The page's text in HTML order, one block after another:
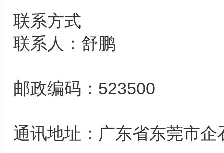
联系方式
联系人：舒鹏
邮政编码：523500
通讯地址：广东省东莞市企